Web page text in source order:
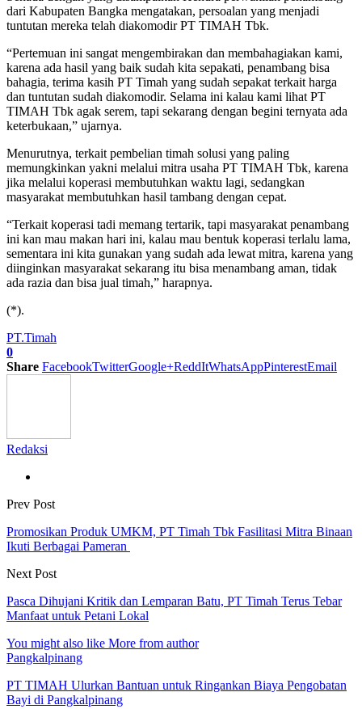
dari Kabupaten Bangka mengatakan, persoalan yang menjadi
tuntutan mereka telah diakomodir PT TIMAH Tbk.
“Pertemuan ini sangat mengembirakan dan membahagiakan kami,
karena ada hasil yang baik sudah kita sepakati, penambang bisa
bahagia, terima kasih PT Timah yang sudah sepakat terkait harga
dan tuntutan sudah diakomodir. Selama ini kalau kami lihat PT
TIMAH Tbk agak serem, tapi sekarang dengan begini ternyata ada
keterbukaan,” ujarnya.
Menurutnya, terkait pembelian timah solusi yang paling
memungkinkan yakni melalui mitra usaha PT TIMAH Tbk, karena
jika melalui koperasi membutuhkan waktu lagi, sedangkan
masyarakat membutuhkan hasil tambang dengan cepat.
“Terkait koperasi tadi memang tertarik, tapi masyarakat penambang
ini kan mau makan hari ini, kalau mau bentuk koperasi terlalu lama,
sementara ini kita gunakan yang sudah ada lewat mitra, karena yang
diinginkan masyarakat sekarang itu bisa menambang aman, tidak
ada razia dan bisa jual timah,” harapnya.
(*).
PT.Timah
0
Share FacebookTwitterGoogle+ReddItWhatsAppPinterestEmail
Redaksi
Prev Post
Promosikan Produk UMKM, PT Timah Tbk Fasilitasi Mitra Binaan
Ikuti Berbagai Pameran
Next Post
Pasca Dihujani Kritik dan Lemparan Batu, PT Timah Terus Tebar
Manfaat untuk Petani Lokal
You might also like More from author
Pangkalpinang
PT TIMAH Ulurkan Bantuan untuk Ringankan Biaya Pengobatan
Bayi di Pangkalpinang